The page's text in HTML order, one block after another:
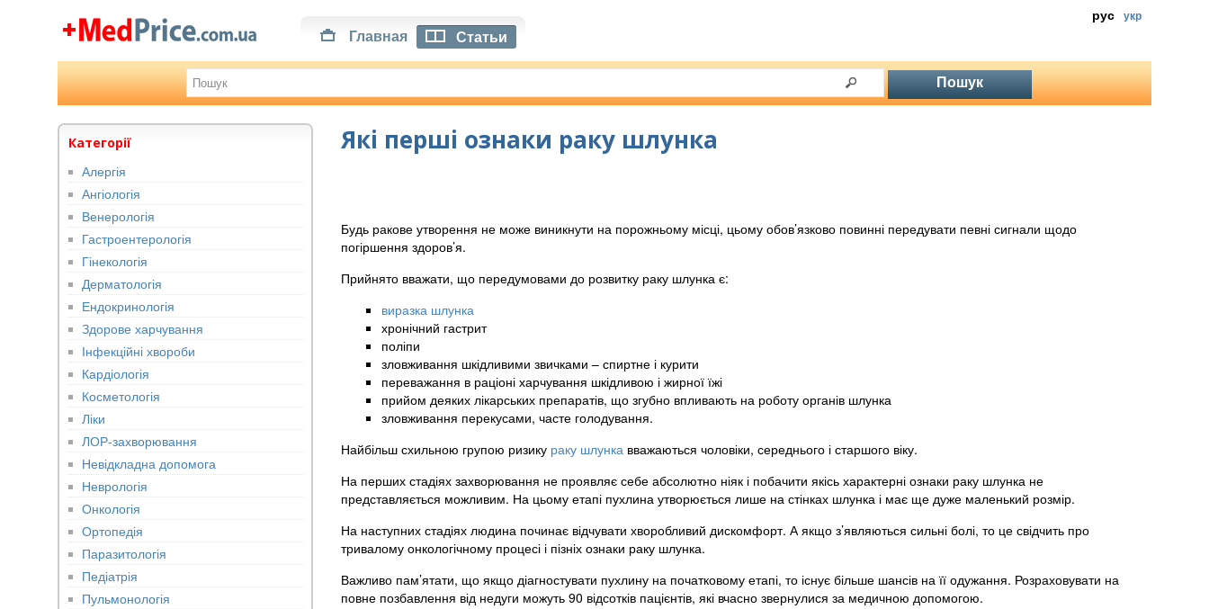
рус укр
Главная Статьи
Які перші ознаки раку шлунка
Будь ракове утворення не може виникнути на порожньому місці, цьому обов’язково повинні передувати певні сигнали щодо
погіршення здоров’я.
Прийнято вважати, що передумовами до розвитку раку шлунка є:
виразка шлунка
хронічний гастрит
поліпи
зловживання шкідливими звичками – спиртне і курити
переважання в раціоні харчування шкідливою і жирної їжі
прийом деяких лікарських препаратів, що згубно впливають на роботу органів шлунка
зловживання перекусами, часте голодування.
Найбільш схильною групою ризику раку шлунка вважаються чоловіки, середнього і старшого віку.
На перших стадіях захворювання не проявляє себе абсолютно ніяк і побачити якісь характерні ознаки раку шлунка не
представляється можливим. На цьому етапі пухлина утворюється лише на стінках шлунка і має ще дуже маленький розмір.
На наступних стадіях людина починає відчувати хворобливий дискомфорт. А якщо з’являються сильні болі, то це свідчить про
тривалому онкологічному процесі і пізніх ознаки раку шлунка.
Важливо пам’ятати, що якщо діагностувати пухлину на початковому етапі, то існує більше шансів на її одужання. Розраховувати на
повне позбавлення від недуги можуть 90 відсотків пацієнтів, які вчасно звернулися за медичною допомогою.
Категорії
Алергія
Ангіологія
Венерологія
Гастроентерологія
Гінекологія
Дерматологія
Ендокринологія
Здорове харчування
Інфекційні хвороби
Кардіологія
Косметологія
Ліки
ЛОР-захворювання
Невідкладна допомога
Неврологія
Онкологія
Ортопедія
Паразитологія
Педіатрія
Пульмонологія